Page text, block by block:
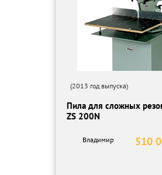
(2013 год выпуска)
Пила для сложных
ZS 200N
510
Владимир